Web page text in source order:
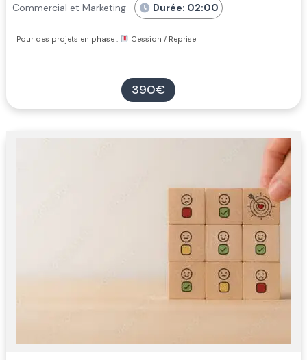
Commercial et Marketing Durée: 02:00
Pour des projets en phase : Cession / Reprise
390€